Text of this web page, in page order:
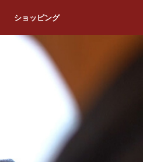
ショッピング